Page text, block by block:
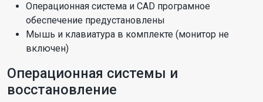
Операционная система и CAD програмное
обеспечение предустановлены
Мышь и клавиатура в комплекте (монитор не
включен)
Операционная системы и
восстановление